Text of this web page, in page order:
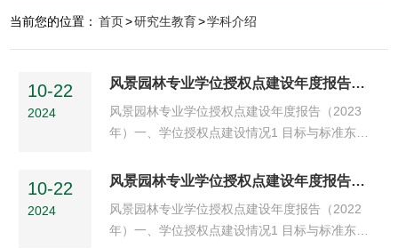
当前您的位置： 首页>研究生教育>学科介绍
10-22
2024
风景园林专业学位授权点建设年度报告（2023）
风景园林专业学位授权点建设年度报告（2023
年）一、学位授权点建设情况1 目标与标准东北
士专业学位招生资格单位。风景园林硕士专业学
格为背景，综合运用科学和人文、技术和艺术手
段，以协调人与自然之间的关系为宗旨，研究人
10-22
2024
风景园林专业学位授权点建设年度报告（2022）
风景园林专业学位授权点建设年度报告（2022
年）一、学位授权点建设情况1 目标与标准东北